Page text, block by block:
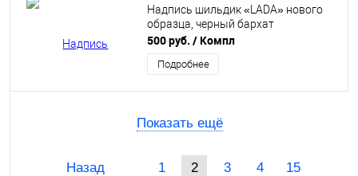
Надпись шильдик «LADA» нового
образца, черный бархат
500 руб. / Компл
Подробнее
Показать ещё
Назад 1 2 3 4 15